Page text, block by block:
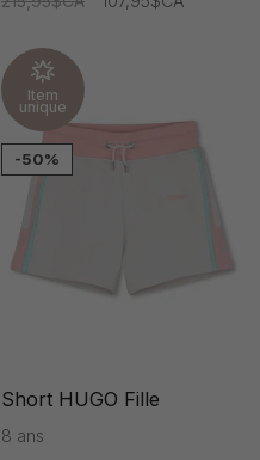
Item
unique
-50%
Short HUGO Fille
8 ans